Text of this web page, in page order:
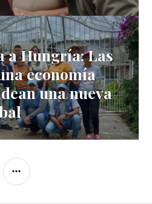
a Hungría: Las
economía
una nueva
SIDEBAR